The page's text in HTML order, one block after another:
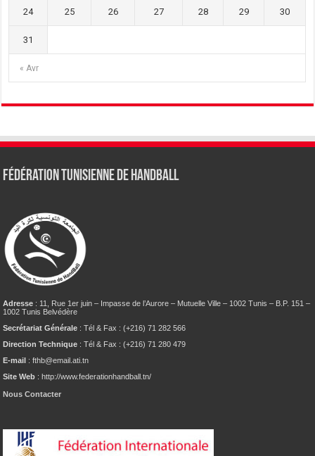
« Avr
24 25 26 27 28 29 30
31
Fédération tunisienne de Handball
Adresse : 11, Rue 1er juin – Impasse de l’Aurore – Mutuelle Ville – 1002 Tunis – B.P. 151 –
1002 Tunis Belvédère
Secrétariat Générale : Tél & Fax : (+216) 71 282 566
Direction Technique : Tél & Fax : (+216) 71 280 479
E-mail : fthb@email.ati.tn
Site Web : http://www.federationhandball.tn/
Nous Contacter